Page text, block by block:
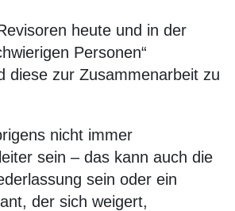
heute und in der
Personen“
diese zur Zusammenarbeit zu
nicht immer
sein – das kann auch die
sein oder ein
der sich weigert,